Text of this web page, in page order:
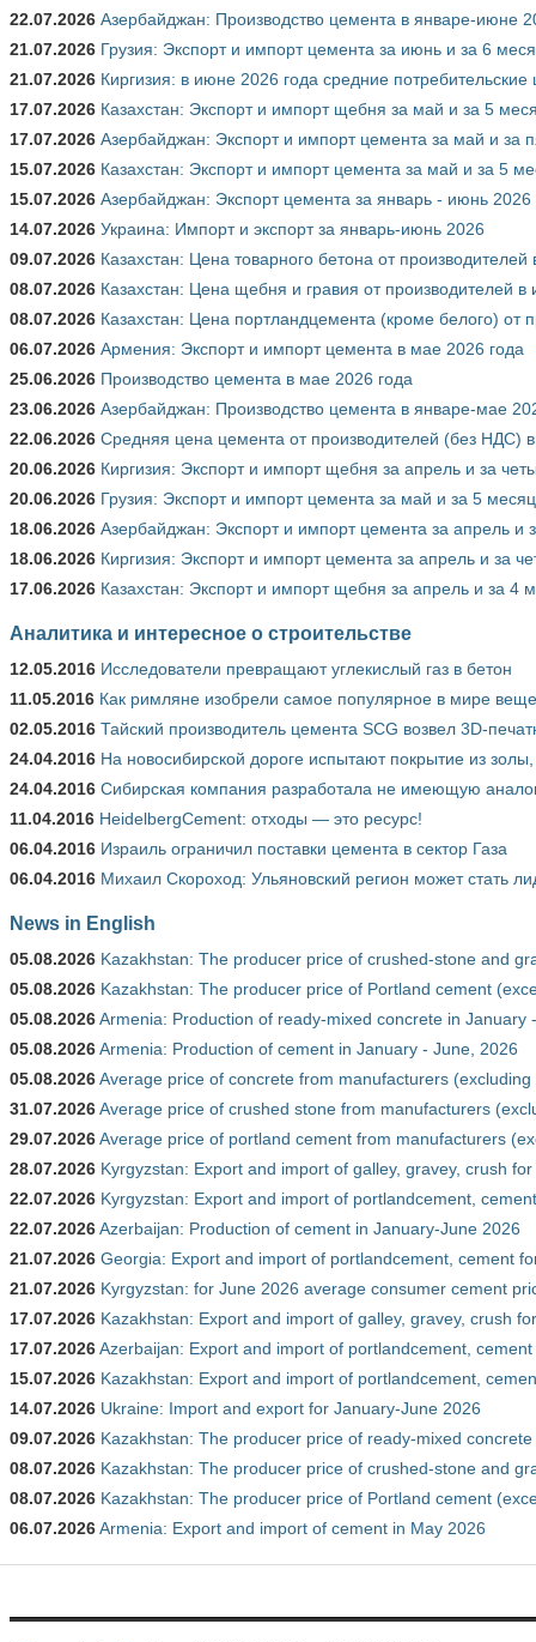
22.07.2026 Азербайджан: Производство цемента в январе-июне
21.07.2026 Грузия: Экспорт и импорт цемента за июнь и за 6
21.07.2026 Киргизия: в июне 2026 года средние
17.07.2026 Казахстан: Экспорт и импорт щебня за май и за 5
17.07.2026 Азербайджан: Экспорт и импорт цемента за май и за
15.07.2026 Казахстан: Экспорт и импорт цемента за май и за 5
15.07.2026 Азербайджан: Экспорт цемента за январь - июнь 2026
14.07.2026 Украина: Импорт и экспорт за январь-июнь 2026
09.07.2026 Казахстан: Цена товарного бетона от
08.07.2026 Казахстан: Цена щебня и гравия от производителей в
08.07.2026 Казахстан: Цена портландцемента (кроме белого) от
06.07.2026 Армения: Экспорт и импорт цемента в мае 2026 года
25.06.2026 Производство цемента в мае 2026 года
23.06.2026 Азербайджан: Производство цемента в январе-мае
22.06.2026 Средняя цена цемента от производителей (без НДС)
20.06.2026 Киргизия: Экспорт и импорт щебня за апрель и за
20.06.2026 Грузия: Экспорт и импорт цемента за май и за 5
18.06.2026 Азербайджан: Экспорт и импорт цемента за апрель и
18.06.2026 Киргизия: Экспорт и импорт цемента за апрель и за
17.06.2026 Казахстан: Экспорт и импорт щебня за апрель и за 4
Аналитика и интересное о строительстве
12.05.2016 Исследователи превращают углекислый газ в бетон
11.05.2016 Как римляне изобрели самое популярное в мире
02.05.2016 Тайский производитель цемента SCG возвел 3D-
24.04.2016 На новосибирской дороге испытают покрытие из
24.04.2016 Сибирская компания разработала не имеющую
11.04.2016 HeidelbergCement: отходы — это ресурс!
06.04.2016 Израиль ограничил поставки цемента в сектор Газа
06.04.2016 Михаил Скороход: Ульяновский регион может стать
News in English
05.08.2026 Kazakhstan: The producer price of crushed-stone and
05.08.2026 Kazakhstan: The producer price of Portland cement
05.08.2026Armenia: Production of ready-mixed concrete in January
05.08.2026Armenia: Production of cement in January - June, 2026
05.08.2026Average price of concrete from manufacturers (excluding
31.07.2026Average price of crushed stone from manufacturers
29.07.2026Average price of portland cement from manufacturers
28.07.2026 Kyrgyzstan: Export and import of galley, gravey, crush
22.07.2026 Kyrgyzstan: Export and import of portlandcement,
22.07.2026Azerbaijan: Production of cement in January-June 2026
21.07.2026 Georgia: Export and import of portlandcement, cement
21.07.2026 Kyrgyzstan: for June 2026 average consumer cement
17.07.2026 Kazakhstan: Export and import of galley, gravey, crush
17.07.2026Azerbaijan: Export and import of portlandcement,
15.07.2026 Kazakhstan: Export and import of portlandcement,
14.07.2026 Ukraine: Import and export for January-June 2026
09.07.2026 Kazakhstan: The producer price of ready-mixed
08.07.2026 Kazakhstan: The producer price of crushed-stone and
08.07.2026 Kazakhstan: The producer price of Portland cement
06.07.2026Armenia: Export and import of cement in May 2026